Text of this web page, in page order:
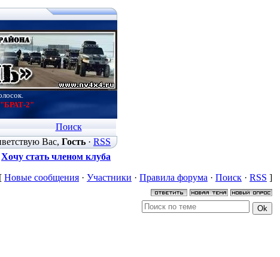
"БРАТ-2"
Поиск
Вас, Гость· RSS
Хочу стать членом клуба
[ Новые сообщения · Участники · Правила форума · Поиск · RSS ]